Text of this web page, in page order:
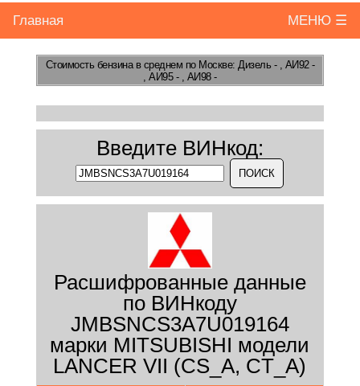
Главная МЕНЮ ☰
Стоимость бензинав среднем по Москве: Дизель - , АИ92 -
, АИ95 - , АИ98 -
Введите ВИНкод:
Расшифрованные данные
по ВИНкоду
JMBSNCS3A7U019164
марки MITSUBISHI модели
LANCER VII (CS_A, CT_A)